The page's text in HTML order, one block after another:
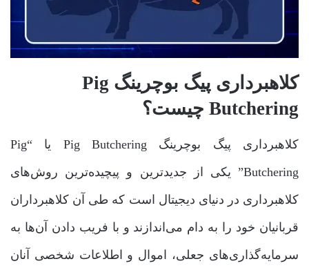
کلاهبرداری پیگ بوچرینگ Pig
Butchering چیست؟
کلاهبرداری پیگ بوچرینگ Pig Butchering یا “Pig
Butchering” یکی از جدیدترین و پیچیده‌ترین روش‌های
کلاهبرداری در دنیای دیجیتال است که طی آن کلاهبرداران
قربانیان خود را به دام می‌اندازند و با فریب دادن آن‌ها به
سرمایه‌گذاری‌های جعلی، اموال و اطلاعات شخصی آنان